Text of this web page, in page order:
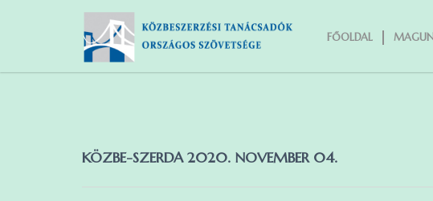
FŐOLDAL
KÖZBE-SZERDA 2020. NOVEMBER 04.